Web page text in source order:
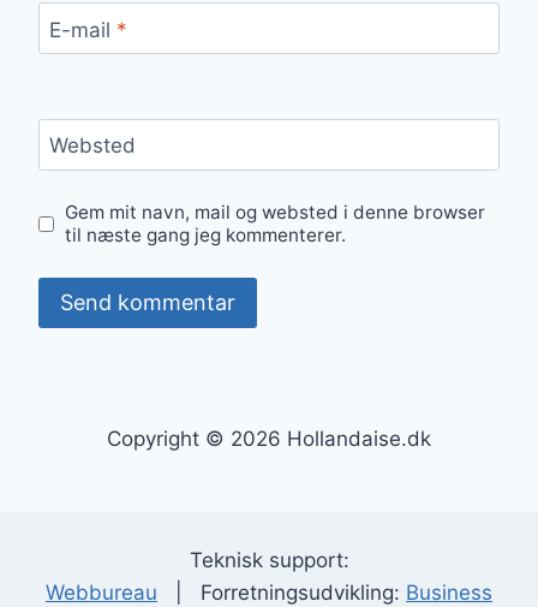
E-mail *
Websted
Gem mit navn, mail og websted i denne browser
til næste gang jeg kommenterer.
Copyright © 2026 Hollandaise.dk
Teknisk support:
Webbureau | Forretningsudvikling: Business